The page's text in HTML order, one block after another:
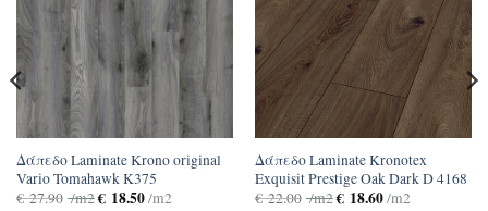
Δάπεδο Laminate Krono original
Vario Tomahawk K375
€27.90 /m2€18.50/m2
Δάπεδο Laminate Kronotex
Exquisit Prestige Oak Dark D 4168
€22.00 /m2€18.60/m2